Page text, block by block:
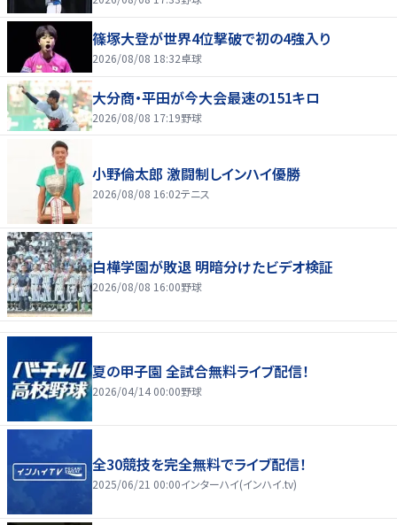
篠塚大登が世界4位撃破で初の4強入り
2026/08/08 18:32卓球
大分商・平田が今大会最速の151キロ
2026/08/08 17:19野球
小野倫太郎 激闘制しインハイ優勝
2026/08/08 16:02テニス
白樺学園が敗退 明暗分けたビデオ検証
2026/08/08 16:00野球
夏の甲子園 全試合無料ライブ配信！
2026/04/14 00:00野球
全30競技を完全無料でライブ配信！
2025/06/21 00:00インターハイ(インハイ.tv)